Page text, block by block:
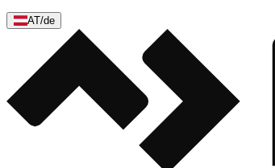
AT/de